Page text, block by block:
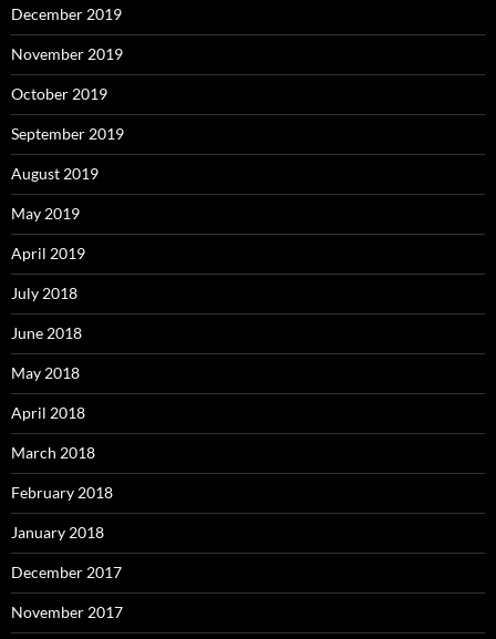
December 2019
November 2019
October 2019
September 2019
August 2019
May 2019
April 2019
July 2018
June 2018
May 2018
April 2018
March 2018
February 2018
January 2018
December 2017
November 2017